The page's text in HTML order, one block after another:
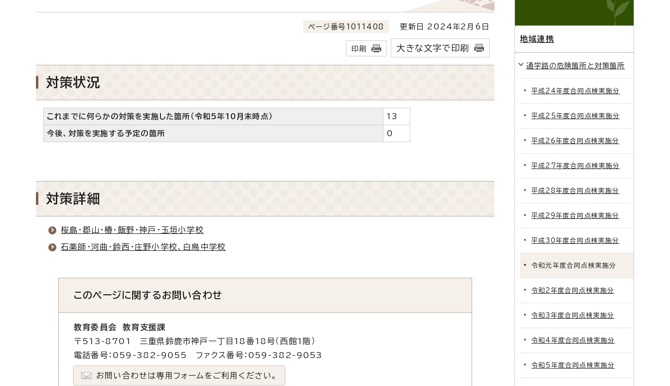
ページ番号1011408 更新日 2024年2月6日
印刷 大きな文字で印刷
対策状況
これまでに何らかの対策を実施した箇所（令和5年10月末時点） 13
今後、対策を実施する予定の箇所 0
対策詳細
桜島・郡山・椿・飯野・神戸・玉垣小学校
石薬師・河曲・鈴西・庄野小学校、白鳥中学校
このページに関するお問い合わせ
教育委員会 教育支援課
〒513-8701 三重県鈴鹿市神戸一丁目18番18号（西館1階）
電話番号：059-382-9055 ファクス番号：059-382-9053
お問い合わせは専用フォームをご利用ください。
地域連携
通学路の危険箇所と対策箇所
平成24年度合同点検実施分
平成25年度合同点検実施分
平成26年度合同点検実施分
平成27年度合同点検実施分
平成28年度合同点検実施分
平成29年度合同点検実施分
平成30年度合同点検実施分
令和元年度合同点検実施分
令和2年度合同点検実施分
令和3年度合同点検実施分
令和4年度合同点検実施分
令和5年度合同点検実施分